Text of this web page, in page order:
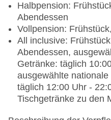
Gebäudeanzahl: 8,
Landeskategorie: 4
Halbpension:
Abendessen
Vollpension:
All inclusive:
Abendessen,
Getränke: täglich
ausgewählte
täglich 12:00 Uhr -
Tischgetränke zu den